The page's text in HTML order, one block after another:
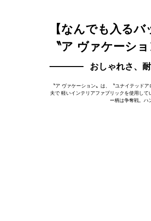
【なんでも入るバ
〝ア ヴァケーシ
おしゃれさ、
〝ア ヴァケーション〟は、〝ユナイテッド
夫で 軽いインテリアファブリックを使用し
ー柄は争奪戦。ハ